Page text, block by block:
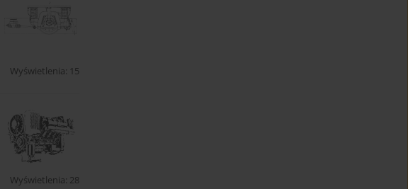
Wyświetlenia: 15
Wyświetlenia: 28